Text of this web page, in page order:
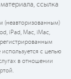
ссылка
(неавторизованным)
iPad, Mac, iMac,
с целью
в отношении